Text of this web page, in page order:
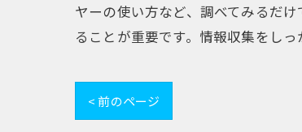
ヤーの使い方など、調べてみるだ
ることが重要です。情報収集をし
< 前のページ